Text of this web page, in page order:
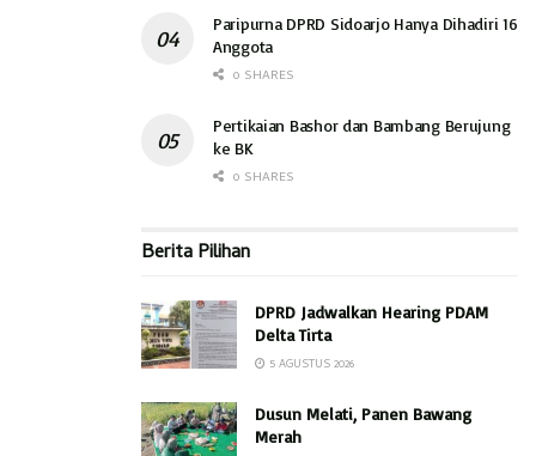
Paripurna DPRD Sidoarjo Hanya Dihadiri 16
Anggota
0 SHARES
Pertikaian Bashor dan Bambang Berujung
ke BK
0 SHARES
Berita Pilihan
DPRD Jadwalkan Hearing PDAM
Delta Tirta
5 AGUSTUS 2026
Dusun Melati, Panen Bawang
Merah